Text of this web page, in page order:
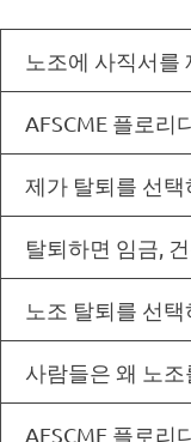
노조에 사직서를
AFSCME 플로리
제가 탈퇴를 선
탈퇴하면 임금,
노조 탈퇴를 선
사람들은 왜 노
AFSCME 플로리